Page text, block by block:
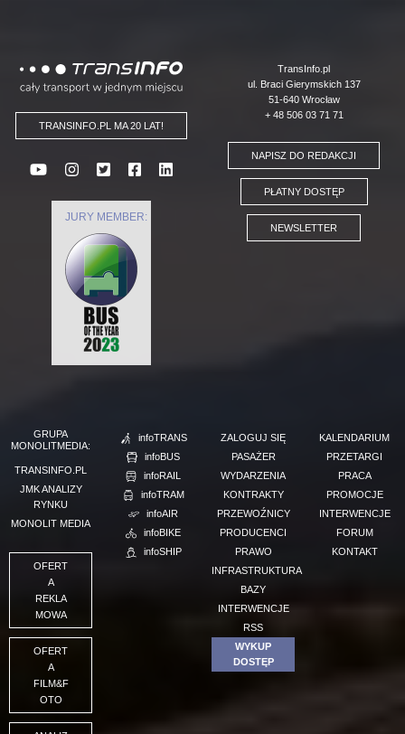
Logo
TRANSINFO.PL MA 20 LAT!
JURY MEMBER:
TransInfo.pl
ul. Braci Gierymskich 137
51-640 Wrocław
+ 48 506 03 71 71
NAPISZ DO REDAKCJI
PŁATNY DOSTĘP
NEWSLETTER
GRUPA
MONOLITMEDIA:
TRANSINFO.PL
JMK ANALIZY
RYNKU
MONOLIT MEDIA
OFERT
A
REKLA
MOWA
OFERT
A
FILM&F
OTO
infoTRANS
infoBUS
infoRAIL
infoTRAM
infoAIR
infoBIKE
infoSHIP
ZALOGUJ SIĘ
PASAŻER
WYDARZENIA
KONTRAKTY
PRZEWOŹNICY
PRODUCENCI
PRAWO
INFRASTRUKTURA
BAZY
INTERWENCJE
RSS
WYKUP
DOSTĘP
KALENDARIUM
PRZETARGI
PRACA
PROMOCJE
INTERWENCJE
FORUM
KONTAKT